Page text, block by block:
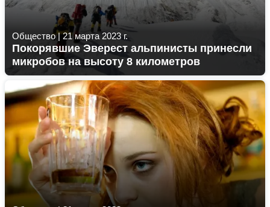
Общество|21 марта 2023 г.
Покорявшие Эверест альпинисты принесли
микробов на высоту 8 километров